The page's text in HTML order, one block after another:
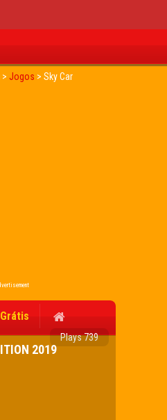
> Jogos > Sky Car
Plays 739
2019